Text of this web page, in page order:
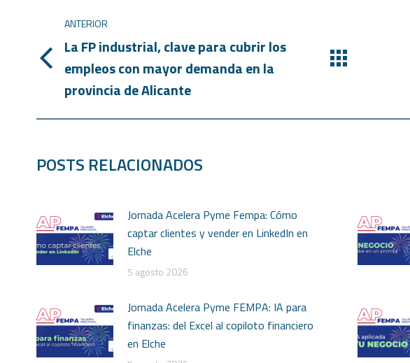
ANTERIOR
La FP industrial, clave para cubrir los
empleos con mayor demanda en la
provincia de Alicante
POSTS RELACIONADOS
Jornada Acelera Pyme Fempa: Cómo
captar clientes y vender en LinkedIn en
Elche
5 agosto 2026
Jornada Acelera Pyme FEMPA: IA para
finanzas: del Excel al copiloto financiero
en Elche